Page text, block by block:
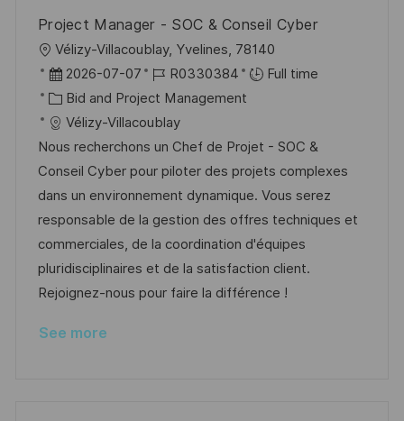
Project Manager - SOC & Conseil Cyber
L
o
c
a
t
i
o
n
Vélizy-Villacoublay, Yvelines, 78140
P
o
s
t
e
d
D
a
t
e
2026-07-07
J
o
b
I
d
R0330384
Full time
C
a
t
e
g
o
r
y
Bid and Project Management
Vélizy-Villacoublay
Nous recherchons un Chef de Projet - SOC &
Conseil Cyber pour piloter des projets complexes
dans un environnement dynamique. Vous serez
responsable de la gestion des offres techniques et
commerciales, de la coordination d'équipes
pluridisciplinaires et de la satisfaction client.
Rejoignez-nous pour faire la différence !
See more